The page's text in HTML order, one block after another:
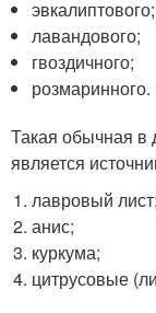
эвкалиптового;
лавандового;
гвоздичного;
розмаринного.
Такая обычная в
является
лавровый лист;
анис;
куркума;
цитрусовые